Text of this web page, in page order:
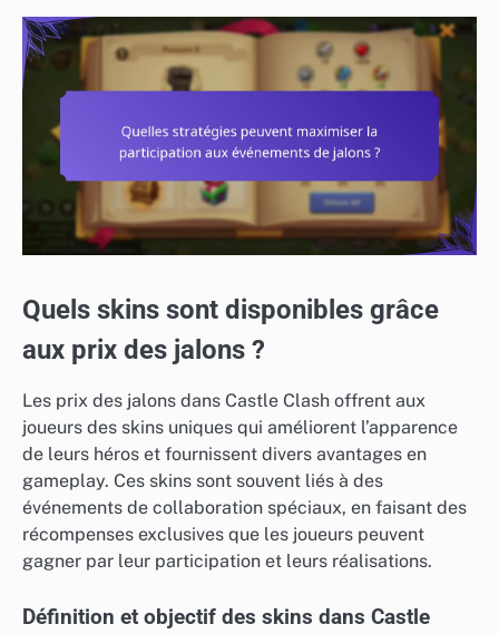
Quels skins sont disponibles grâce
aux prix des jalons ?
Les prix des jalons dans Castle Clash offrent aux
joueurs des skins uniques qui améliorent l’apparence
de leurs héros et fournissent divers avantages en
gameplay. Ces skins sont souvent liés à des
événements de collaboration spéciaux, en faisant des
récompenses exclusives que les joueurs peuvent
gagner par leur participation et leurs réalisations.
Définition et objectif des skins dans Castle